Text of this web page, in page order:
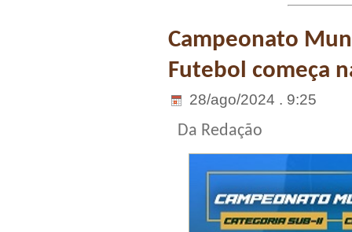
Campeonato
Futebol começa
28/ago/2024 . 9:25
Da Redação